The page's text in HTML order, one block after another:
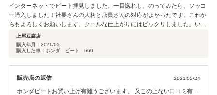
インターネットでビート拝見しました。一目惚れし、のってみたら、ソッコ
ー購入しました！社長さんの人柄と店員さんの対応がよかったです。これか
らもよろしくお願いします。クールな仕上がりにはビックリしました。いか
にも令和３年式によみがえりました。ありがとうございました。
上尾豆腐店
購入年月： 2021/05
購入した車：ホンダ ビート 660
販売店の返信 2021/05/24
ホンダビートお買い上げ有難うございます。 又この上ない口コミ有難